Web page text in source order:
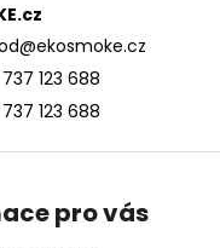
@ekosmoke.cz
123 688
123 688
pro vás